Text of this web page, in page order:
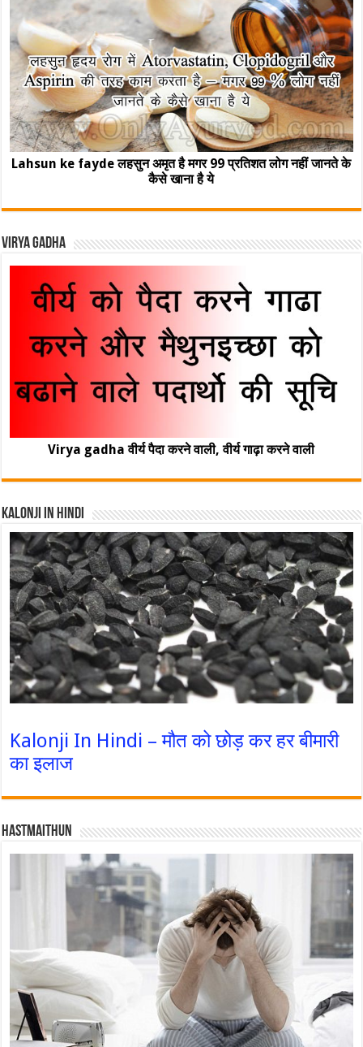
Lahsun ke fayde लहसुन अमृत है मगर 99 प्रतिशत लोग नहीं जानते के
कैसे खाना है ये
Virya Gadha
Virya gadha वीर्य पैदा करने वाली, वीर्य गाढ़ा करने वाली
Kalonji In Hindi
Kalonji In Hindi – मौत को छोड़ कर हर बीमारी
का इलाज
Hastmaithun